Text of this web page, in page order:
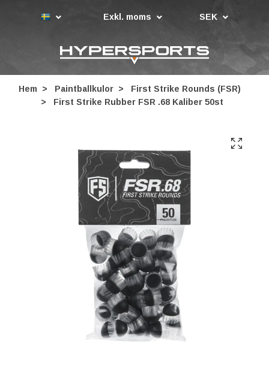
Exkl. moms SEK
Hem Paintballkulor
First Strike Rounds (FSR)
First Strike Rubber FSR .68 Kaliber 50st